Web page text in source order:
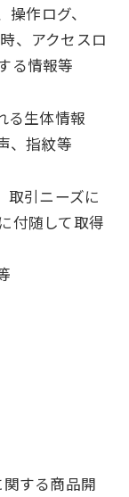
作ログ、
、アクセスロ
る情報等
る生体情報
、指紋等
取引ニーズに
付随して取得
する商品開